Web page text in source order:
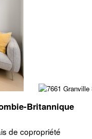
Britannique
de copropriété